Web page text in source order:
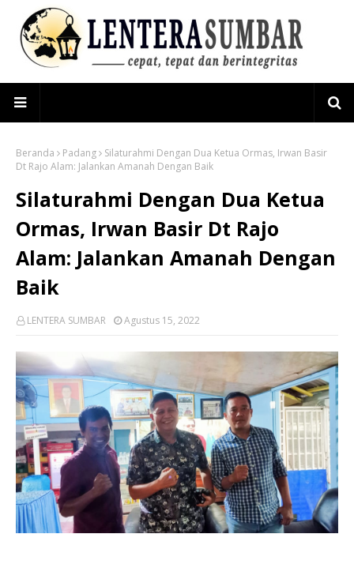
Beranda Padang
Silaturahmi Dengan Dua Ketua Ormas, Irwan Basir
Dt Rajo Alam: Jalankan Amanah Dengan Baik
Silaturahmi Dengan Dua Ketua
Ormas, Irwan Basir Dt Rajo
Alam: Jalankan Amanah Dengan
Baik
LENTERA SUMBAR Agustus 15, 2022